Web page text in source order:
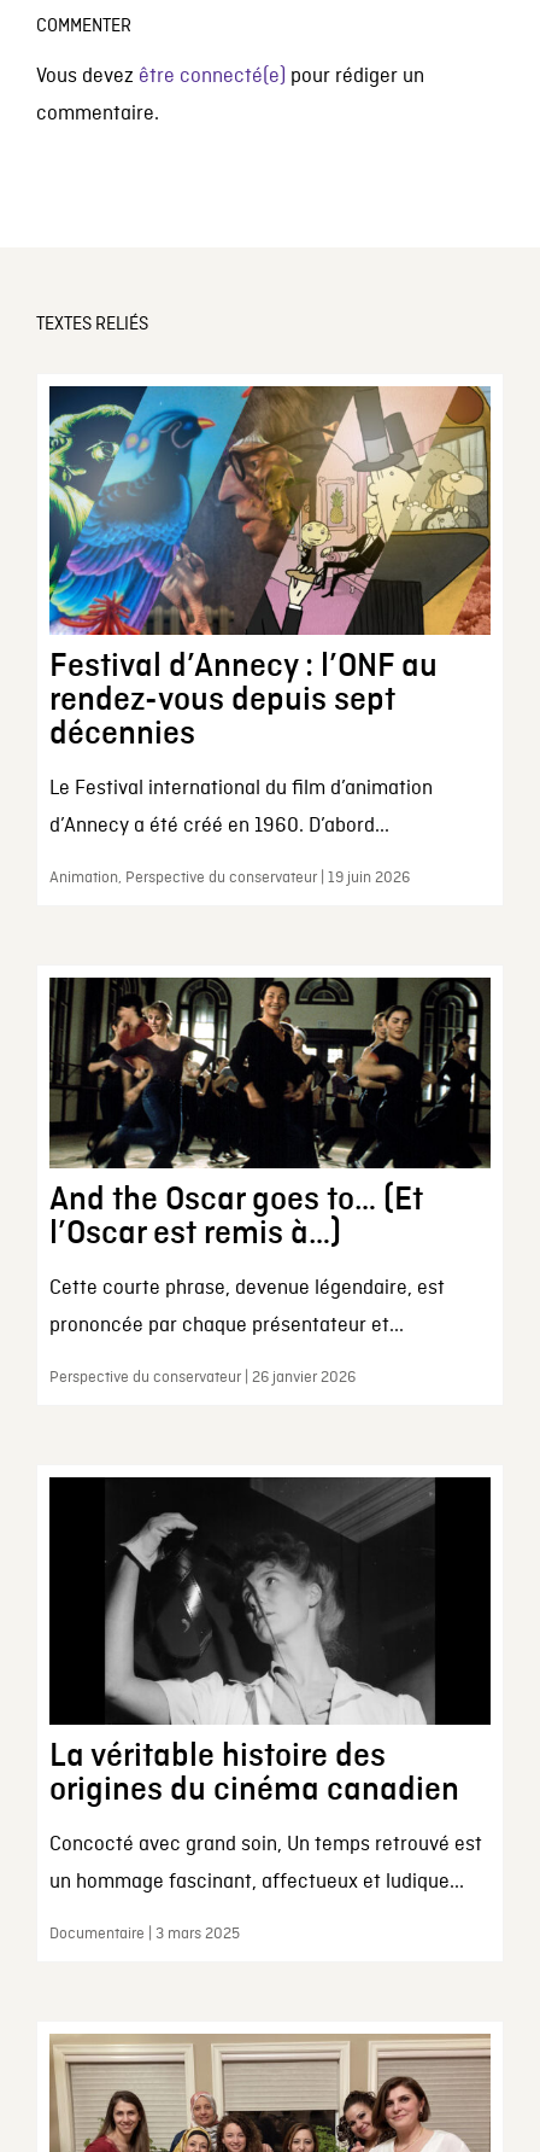
COMMENTER
Vous devez être connecté(e) pour rédiger un
commentaire.
TEXTES RELIÉS
Festival d’Annecy : l’ONF au
rendez-vous depuis sept
décennies
Le Festival international du film d’animation
d’Annecy a été créé en 1960. D’abord...
Animation, Perspective du conservateur | 19 juin 2026
And the Oscar goes to… (Et
l’Oscar est remis à…)
Cette courte phrase, devenue légendaire, est
prononcée par chaque présentateur et...
Perspective du conservateur | 26 janvier 2026
La véritable histoire des
origines du cinéma canadien
Concocté avec grand soin, Un temps retrouvé est
un hommage fascinant, affectueux et ludique...
Documentaire | 3 mars 2025